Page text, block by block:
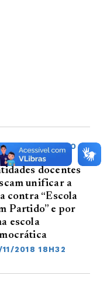
DO ENSINO
docentes
unificar a
contra “Escola
Partido” e por
escola
2018 18H32